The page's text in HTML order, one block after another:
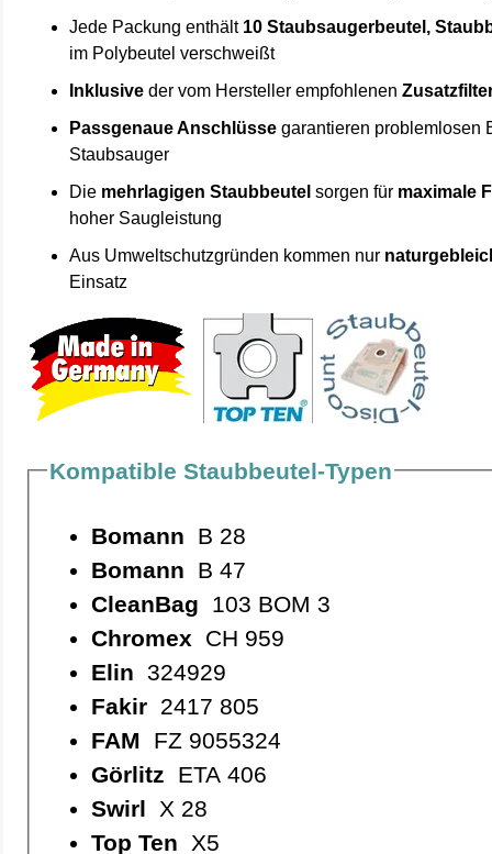
Jede Packung enthält 10 Staubsaugerbeutel,
im Polybeutel verschweißt
Inklusive der vom Hersteller empfohlenen
Passgenaue Anschlüsse garantieren problemlosen
Staubsauger
Die mehrlagigen Staubbeutel sorgen für maximale
hoher Saugleistung
Aus Umweltschutzgründen kommen nur
Einsatz
Kompatible Staubbeutel-Typen
Bomann B 28
Bomann B 47
CleanBag 103 BOM 3
Chromex CH 959
Elin 324929
Fakir2417 805
FAM FZ 9055324
Görlitz ETA 406
Swirl X 28
Top Ten X5